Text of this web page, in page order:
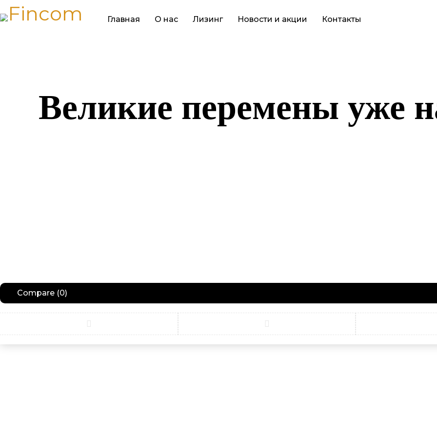
Главная О нас Лизинг Новости и акции Контакты
Великие перемены уже
Compare (0)